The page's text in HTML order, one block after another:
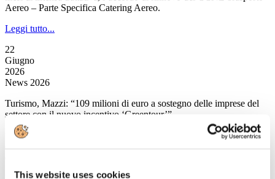
This website uses cookies
Aereo – Parte Specifica Catering Aereo.
Leggi tutto...
22
Giugno
2026
News 2026
Turismo, Mazzi: “109 milioni di euro a sostegno delle imprese del
settore con il nuovo incentivo ‘Greentour’”
“Con ‘GreenTour’, il Ministero del Turismo stanzia 109 milioni di